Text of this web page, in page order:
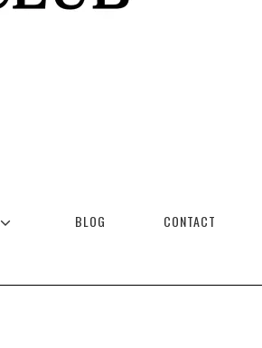
BLOG CONTACT